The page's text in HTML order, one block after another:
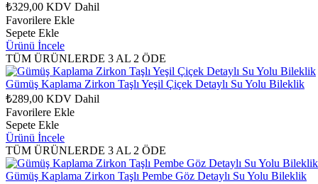
₺329,00 KDV Dahil
Favorilere Ekle
Sepete Ekle
Ürünü İncele
TÜM ÜRÜNLERDE 3 AL 2 ÖDE
Gümüş Kaplama Zirkon Taşlı Yeşil Çiçek Detaylı Su Yolu Bileklik
₺289,00 KDV Dahil
Favorilere Ekle
Sepete Ekle
Ürünü İncele
TÜM ÜRÜNLERDE 3 AL 2 ÖDE
Gümüş Kaplama Zirkon Taşlı Pembe Göz Detaylı Su Yolu Bileklik